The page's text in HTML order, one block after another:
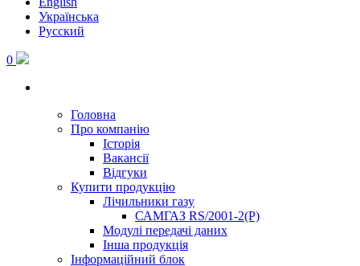
Українська
Русский
0
Головна
Про компанію
Історія
Вакансії
Відгуки
Купити продукцію
Лічильники газу
САМГАЗ RS/2001-2(Р)
Модулі передачі даних
Інша продукція
Інформаційний блок